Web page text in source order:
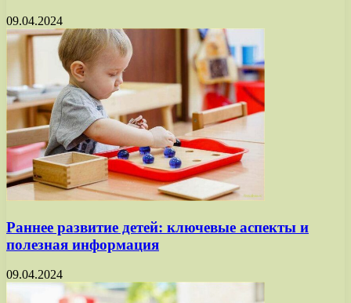
09.04.2024
Раннее развитие детей: ключевые аспекты и
полезная информация
09.04.2024